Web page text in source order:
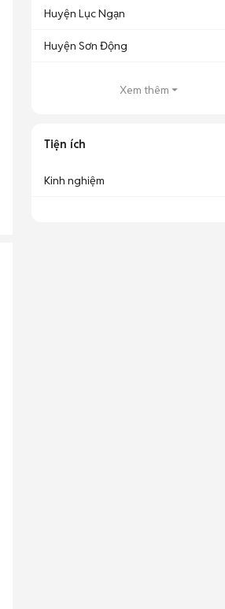
Huyện Lục Ngạn
Huyện Sơn Động
Xem thêm
Tiện ích
Kinh nghiệm